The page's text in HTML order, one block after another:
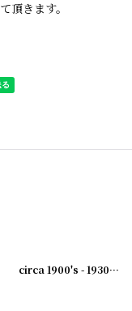
頂きます。
[
231003-44] circa 1900's - 1930's Advertising Clip THE RWK COMPANY...アドバタイジング クリップ